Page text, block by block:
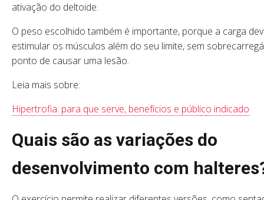
ativação do deltoide.
O peso escolhido também é importante, porque a carga
estimular os músculos além do seu limite, sem
ponto de causar uma lesão.
Leia mais sobre:
Hipertrofia: para que serve, benefícios e público indicado
Quais são as variações do
desenvolvimento com